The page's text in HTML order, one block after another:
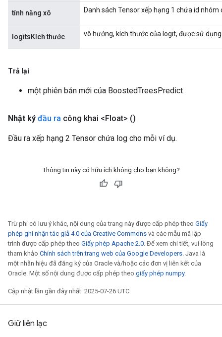
tính năng xô Danh sách Tensor xếp hạng 1 chứa id
logitsKích thước vô hướng, kích thước của logit, được sử
Trả lại
một phiên bản mới của BoostedTreesPredict
Nhật ký đầu ra công khai <Float> ()
Đầu ra xếp hạng 2 Tensor chứa log cho mỗi ví dụ.
Thông tin này có hữu ích không cho bạn không?
Trừ phi có lưu ý khác, nội dung của trang này được cấp phép theo Giấy
phép ghi nhận tác giả 4.0 của Creative Commons và các mẫu mã lập
trình được cấp phép theo Giấy phép Apache 2.0. Để xem chi tiết, vui lòng
tham khảo Chính sách trên trang web của Google Developers. Java là
một nhãn hiệu đã đăng ký của Oracle và/hoặc các đơn vị liên kết của
Oracle. Một số nội dung được cấp phép theo giấy phép numpy.
Cập nhật lần gần đây nhất: 2025-07-26 UTC.
Giữ liên lạc